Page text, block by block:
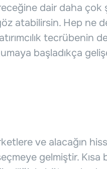
dair daha çok
atabilirsin. Hep ne
tecrübenin
başladıkça
ve alacağın
gelmiştir. Kısa